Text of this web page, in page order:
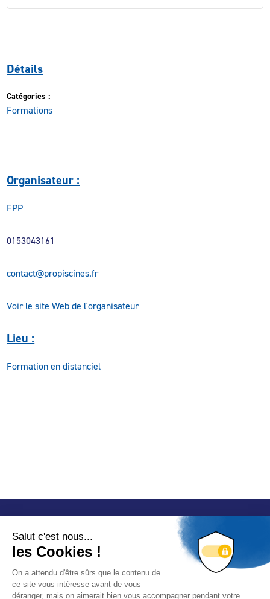
Détails
Catégories :
Formations
Organisateur :
FPP
0153043161
contact@propiscines.fr
Voir le site Web de l'organisateur
Lieu :
Formation en distanciel
32 rue de Mogador
75 009 Paris
Accès rapides
Espace Presse
Trouver un professionnel